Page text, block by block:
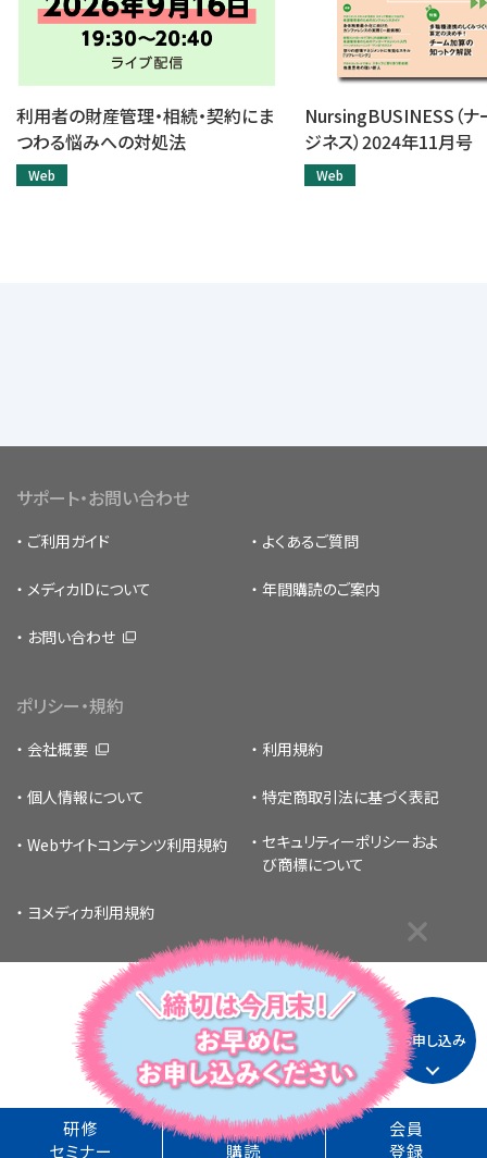
お申し込み
利用者の財産管理・相続・契約にま
つわる悩みへの対処法
Web
NursingBUSINESS（ナ
ジネス）2024年11月号
Web
サポート・お問い合わせ
ご利用ガイド よくあるご質問
メディカIDについて 年間購読のご案内
お問い合わせ
ポリシー・規約
会社概要 利用規約
個人情報について 特定商取引法に基づく表記
Webサイトコンテンツ利用規約 セキュリティーポリシー およ
び商標について
ヨメディカ利用規約
Copyright © 1996 -2026
MEDICUS SHUPPAN,Publishers Co., Ltd.
All Rights Reserved.
研修
セミナー
年間
購読
会員
登録